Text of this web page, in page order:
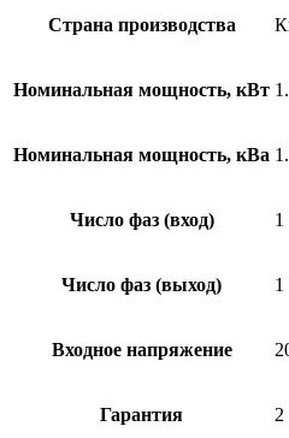
Страна производства
Номинальная мощность, кВт
Номинальная мощность, кВа
Число фаз (вход) 1
Число фаз (выход) 1
Входное напряжение
Гарантия 2